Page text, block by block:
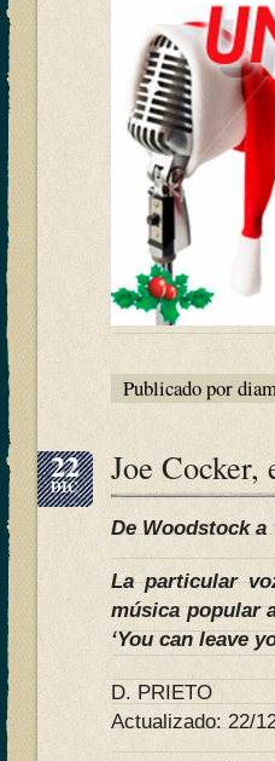
Publicado por
22
DIC Joe Cocker,
De Woodstock a
La particular
música popular
‘You can leave
D. PRIETO
Actualizado: 22/